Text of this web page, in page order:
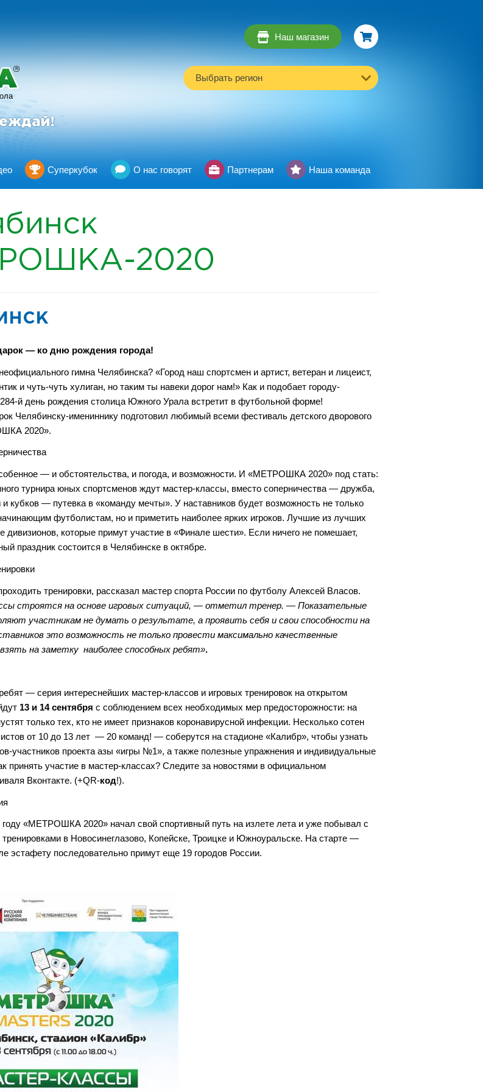
R
Наш магазин
Выбрать регион
Суперкубок О нас говорят Партнерам Наша команда
2020
— ко дню рождения города!
гимна Челябинска? «Город наш спортсмен и артист, ветеран и лицеист,
и чуть-чуть хулиган, но таким ты навеки дорог нам!» Как и подобает городу-
й день рождения столица Южного Урала встретит в футбольной форме!
Челябинску-имениннику подготовил любимый всеми фестиваль детского дворового
2020».
— и обстоятельства, и погода, и возможности. И «МЕТРОШКА 2020» под стать:
турнира юных спортсменов ждут мастер-классы, вместо соперничества — дружба,
кубков — путевка в «команду мечты». У наставников будет возможность не только
футболистам, но и приметить наиболее ярких игроков. Лучшие из лучших
дивизионов, которые примут участие в «Финале шести». Если ничего не помешает,
праздник состоится в Челябинске в октябре.
тренировки, рассказал мастер спорта России по футболу Алексей Власов.
строятся на основе игровых ситуаций, — отметил тренер. — Показательные
участникам не думать о результате, а проявить себя и свои способности на
это возможность не только провести максимально качественные
на заметку наиболее способных ребят».
— серия интереснейших мастер-классов и игровых тренировок на открытом
13 и 14 сентября с соблюдением всех необходимых мер предосторожности: на
только тех, кто не имеет признаков коронавирусной инфекции. Несколько сотен
от 10 до 13 лет — 20 команд! — соберутся на стадионе «Калибр», чтобы узнать
участников проекта азы «игры №1», а также полезные упражнения и индивидуальные
принять участие в мастер-классах? Следите за новостями в официальном
Вконтакте. (+QR-код!).
«МЕТРОШКА 2020» начал свой спортивный путь на излете лета и уже побывал с
в Новосинеглазово, Копейске, Троицке и Южноуральске. На старте —
эстафету последовательно примут еще 19 городов России.